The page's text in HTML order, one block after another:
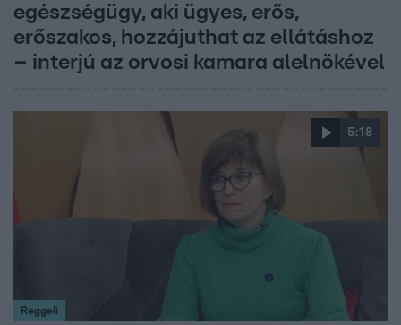
egészségügy, aki ügyes, erős,
erőszakos, hozzájuthat az ellátáshoz
– interjú az orvosi kamara alelnökével
5:18
Reggeli